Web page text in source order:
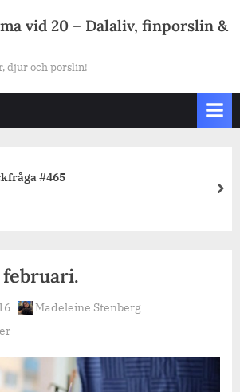
vid 20 – Dalaliv, finporslin &
djur och porslin!
#465
By
Madeleine Stenberg
till
i